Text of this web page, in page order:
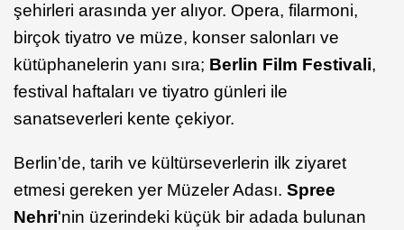
şehirleri arasında yer alıyor. Opera, filarmoni,
birçok tiyatro ve müze, konser salonları ve
kütüphanelerin yanı sıra; Berlin Film Festivali,
festival haftaları ve tiyatro günleri ile
sanatseverleri kente çekiyor.
Berlin’de, tarih ve kültürseverlerin ilk ziyaret
etmesi gereken yer Müzeler Adası. Spree
Nehri'nin üzerindeki küçük bir adada bulunan